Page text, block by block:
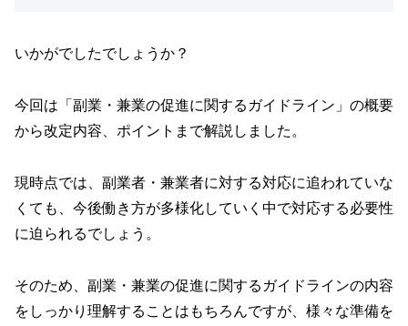
いかがでしたでしょうか？
今回は「副業・兼業の促進に関するガイドライン」の概要
から改定内容、ポイントまで解説しました。
現時点では、副業者・兼業者に対する対応に追われていな
くても、今後働き方が多様化していく中で対応する必要性
に迫られるでしょう。
そのため、副業・兼業の促進に関するガイドラインの内容
をしっかり理解することはもちろんですが、様々な準備を